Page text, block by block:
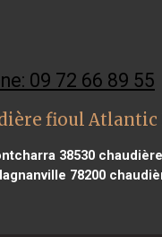
09 72 66 89 55
fioul Atlantic
38530chaudière
78200